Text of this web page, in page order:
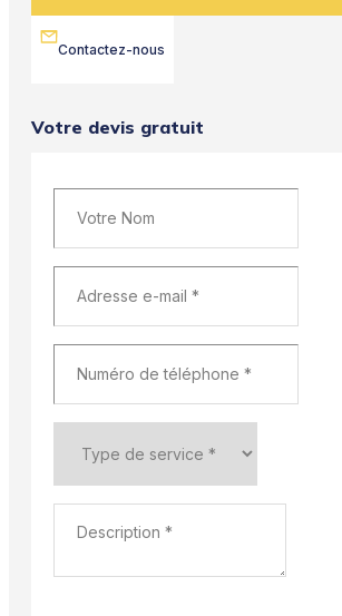
Contactez-nous
Votre devis gratuit